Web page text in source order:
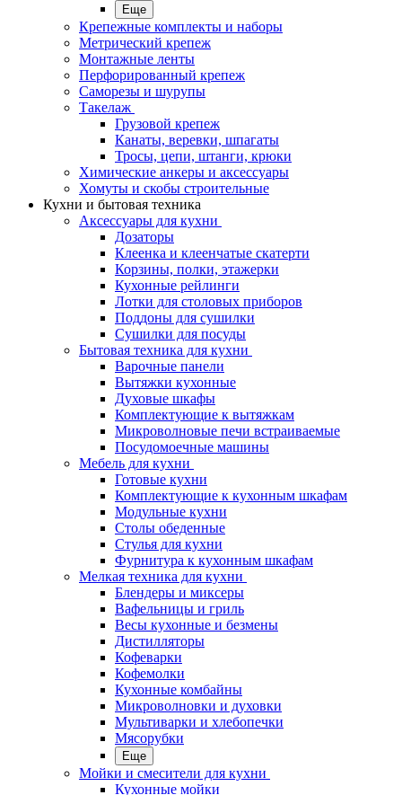
Еще
Крепежные комплекты и наборы
Метрический крепеж
Монтажные ленты
Перфорированный крепеж
Саморезы и шурупы
Такелаж
Грузовой крепеж
Канаты, веревки, шпагаты
Тросы, цепи, штанги, крюки
Химические анкеры и аксессуары
Хомуты и скобы строительные
Кухни и бытовая техника
Аксессуары для кухни
Дозаторы
Клеенка и клеенчатые скатерти
Корзины, полки, этажерки
Кухонные рейлинги
Лотки для столовых приборов
Поддоны для сушилки
Сушилки для посуды
Бытовая техника для кухни
Варочные панели
Вытяжки кухонные
Духовые шкафы
Комплектующие к вытяжкам
Микроволновые печи встраиваемые
Посудомоечные машины
Мебель для кухни
Готовые кухни
Комплектующие к кухонным шкафам
Модульные кухни
Столы обеденные
Стулья для кухни
Фурнитура к кухонным шкафам
Мелкая техника для кухни
Блендеры и миксеры
Вафельницы и гриль
Весы кухонные и безмены
Дистилляторы
Кофеварки
Кофемолки
Кухонные комбайны
Микроволновки и духовки
Мультиварки и хлебопечки
Мясорубки
Еще
Мойки и смесители для кухни
Кухонные мойки